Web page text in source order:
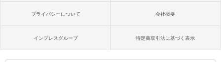
プライバシーについて 会社概要
インプレスグループ 特定商取引法に基づく表示